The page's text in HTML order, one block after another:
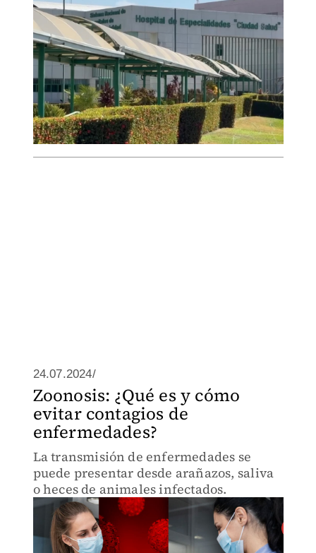
24.07.2024/
Zoonosis: ¿Qué es y cómo
evitar contagios de
enfermedades?
La transmisión de enfermedades se
puede presentar desde arañazos, saliva
o heces de animales infectados.